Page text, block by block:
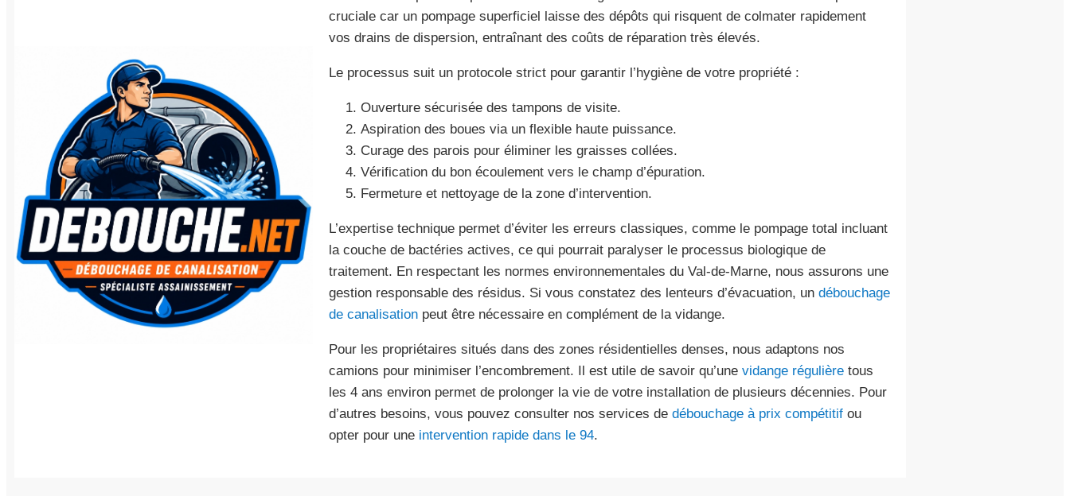
cruciale car un pompage superficiel laisse des dépôts qui risquent de colmater rapidement
vos drains de dispersion, entraînant des coûts de réparation très élevés.
Le processus suit un protocole strict pour garantir l’hygiène de votre propriété :
Ouverture sécurisée des tampons de visite.
Aspiration des boues via un flexible haute puissance.
Curage des parois pour éliminer les graisses collées.
Vérification du bon écoulement vers le champ d’épuration.
Fermeture et nettoyage de la zone d’intervention.
L’expertise technique permet d’éviter les erreurs classiques, comme le pompage total incluant
la couche de bactéries actives, ce qui pourrait paralyser le processus biologique de
traitement. En respectant les normes environnementales du Val-de-Marne, nous assurons une
gestion responsable des résidus. Si vous constatez des lenteurs d’évacuation, un débouchage
de canalisationpeut être nécessaire en complément de la vidange.
Pour les propriétaires situés dans des zones résidentielles denses, nous adaptons nos
camions pour minimiser l’encombrement. Il est utile de savoir qu’une vidange régulièretous
les 4 ans environ permet de prolonger la vie de votre installation de plusieurs décennies. Pour
d’autres besoins, vous pouvez consulter nos services de débouchage à prix compétitifou
opter pour une intervention rapide dans le 94.